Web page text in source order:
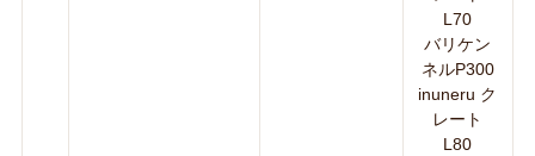
L70
バリケン
ネルP300
inuneru ク
レート
L80